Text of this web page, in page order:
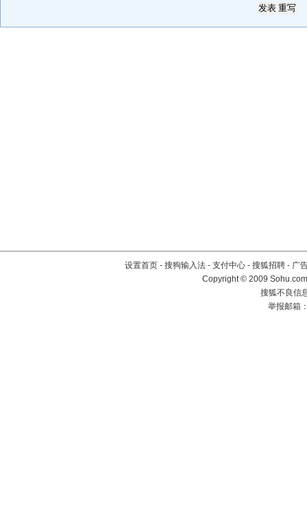
设置首页 - 搜狗输入法 - 支付中心 - 搜狐招聘 - 广
Copyright © 2009
搜狐不良信
举报邮箱